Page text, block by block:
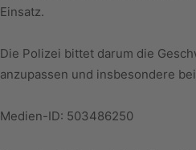
Einsatz.
Die Polizei bittet darum die
anzupassen und insbesondere
Medien-ID: 503486250